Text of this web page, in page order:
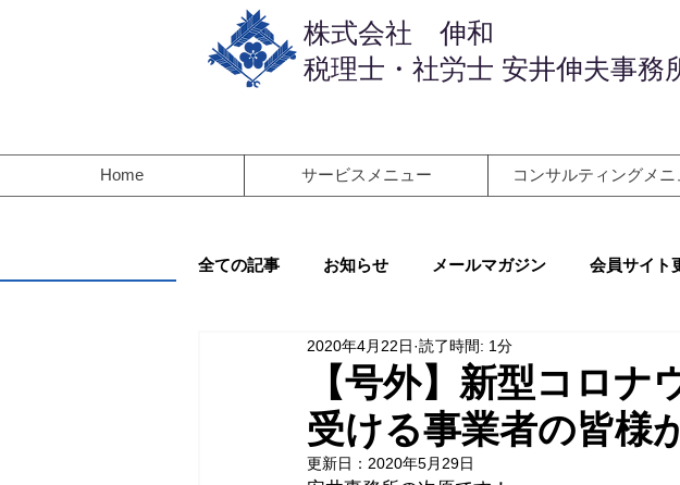
​株式会社 伸和
税理士・社労士 安井伸夫事務
Home サービスメニュー コンサルティングメニ
全ての記事 お知らせ メールマガジン 会員サイト
【号外】新型コロ
受ける事業者の皆様
2020年4月22日 読了時間: 1分
更新日： 2020年5月29日